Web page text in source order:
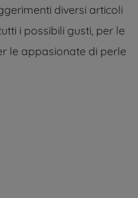
diversi articoli
i possibili gusti, per le
le appasionate di perle